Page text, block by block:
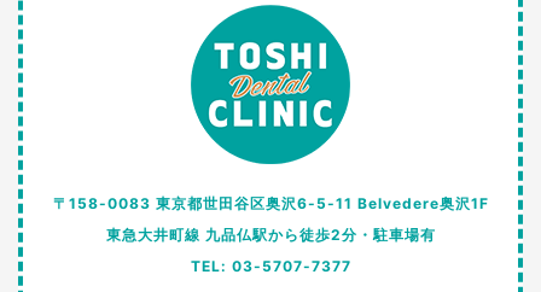
〒158-0083 東京都世田谷区奥沢6-5-11 Belvedere奥沢1F
東急大井町線 九品仏駅から徒歩2分・駐車場有
TEL: 03-5707-7377